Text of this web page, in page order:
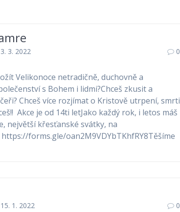
3. 2022 0
Velikonoce netradičně, duchovně a
s Bohem i lidmi?Chceš zkusit a
Chceš více rozjímat o Kristově utrpení, smrti
Akce je od 14ti letJako každý rok, i letos máš
největší křesťanské svátky, na
forms.gle/oan2M9VDYbTKhfRY8Těšíme
1. 2022 0